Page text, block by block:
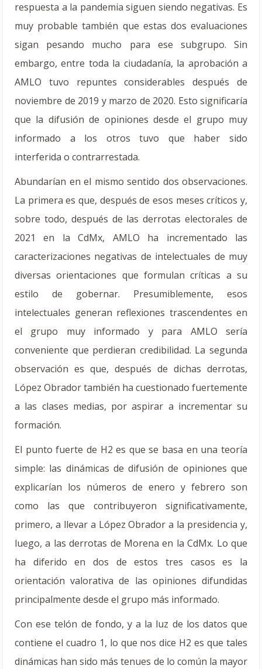
respuesta a la pandemia siguen siendo negativas. Es
muy probable también que estas dos evaluaciones
sigan pesando mucho para ese subgrupo. Sin
embargo, entre toda la ciudadanía, la aprobación a
AMLO tuvo repuntes considerables después de
noviembre de 2019 y marzo de 2020. Esto significaría
que la difusión de opiniones desde el grupo muy
informado a los otros tuvo que haber sido
interferida o contrarrestada.
Abundarían en el mismo sentido dos observaciones.
La primera es que, después de esos meses críticos y,
sobre todo, después de las derrotas electorales de
2021 en la CdMx, AMLO ha incrementado las
caracterizaciones negativas de intelectuales de muy
diversas orientaciones que formulan críticas a su
estilo de gobernar. Presumiblemente, esos
intelectuales generan reflexiones trascendentes en
el grupo muy informado y para AMLO sería
conveniente que perdieran credibilidad. La segunda
observación es que, después de dichas derrotas,
López Obrador también ha cuestionado fuertemente
a las clases medias, por aspirar a incrementar su
formación.
El punto fuerte de H2 es que se basa en una teoría
simple: las dinámicas de difusión de opiniones que
explicarían los números de enero y febrero son
como las que contribuyeron significativamente,
primero, a llevar a López Obrador a la presidencia y,
luego, a las derrotas de Morena en la CdMx. Lo que
ha diferido en dos de estos tres casos es la
orientación valorativa de las opiniones difundidas
principalmente desde el grupo más informado.
Con ese telón de fondo, y a la luz de los datos que
contiene el cuadro 1, lo que nos dice H2 es que tales
dinámicas han sido más tenues de lo común la mayor